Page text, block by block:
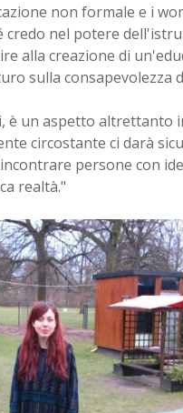
non formale e i
nel potere
alla creazione di
sulla consapevolezza
è un aspetto
circostante ci darà
persone con
realtà."